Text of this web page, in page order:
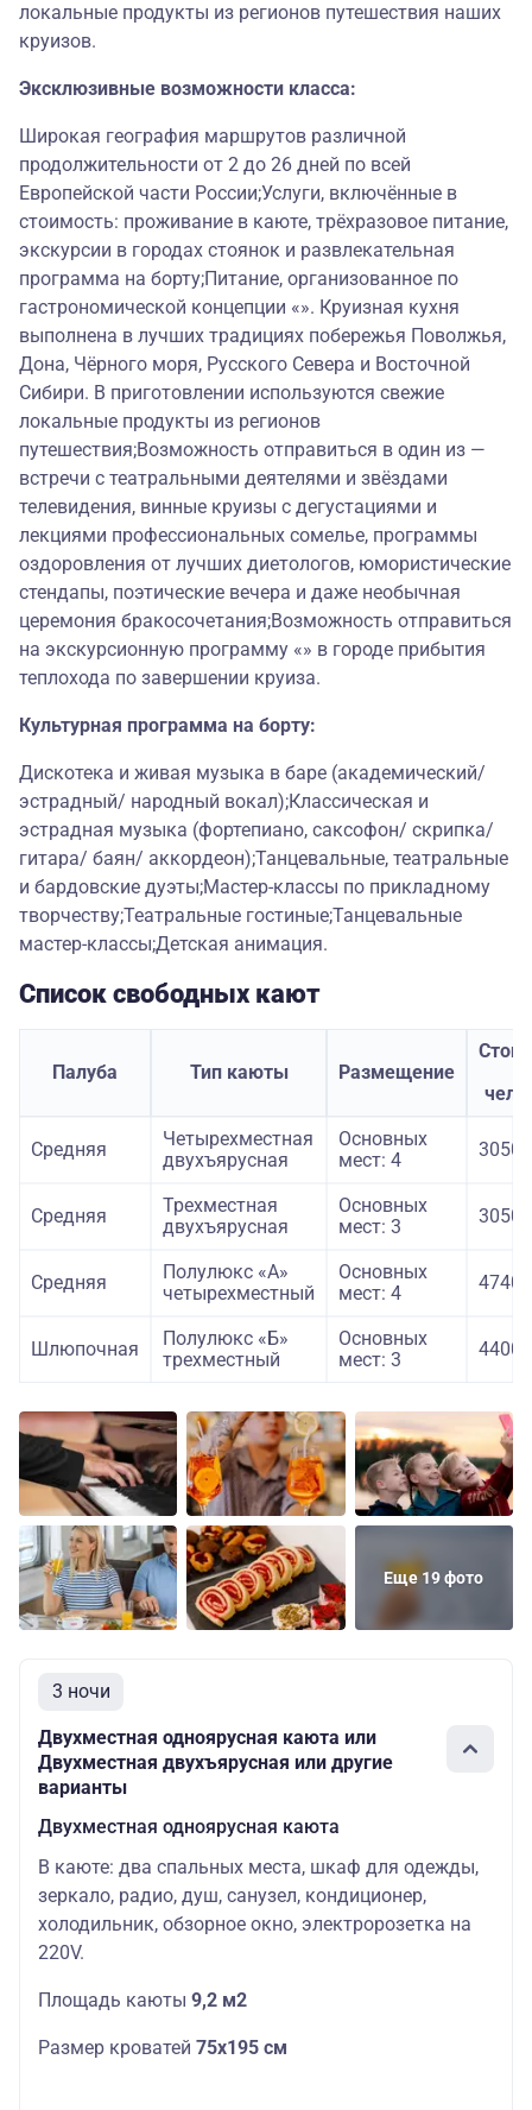
локальные продукты из регионов путешествия наших
круизов.
Эксклюзивные возможности класса:
Широкая география маршрутов различной
продолжительности от 2 до 26 дней по всей
Европейской части России;Услуги, включённые в
стоимость: проживание в каюте, трёхразовое питание,
экскурсии в городах стоянок и развлекательная
программа на борту;Питание, организованное по
гастрономической концепции «». Круизная кухня
выполнена в лучших традициях побережья Поволжья,
Дона, Чёрного моря, Русского Севера и Восточной
Сибири. В приготовлении используются свежие
локальные продукты из регионов
путешествия;Возможность отправиться в один из —
встречи с театральными деятелями и звёздами
телевидения, винные круизы с дегустациями и
лекциями профессиональных сомелье, программы
оздоровления от лучших диетологов, юмористические
стендапы, поэтические вечера и даже необычная
церемония бракосочетания;Возможность отправиться
на экскурсионную программу «» в городе прибытия
теплохода по завершении круиза.
Культурная программа на борту:
Дискотека и живая музыка в баре (академический/
эстрадный/ народный вокал);Классическая и
эстрадная музыка (фортепиано, саксофон/ скрипка/
гитара/ баян/ аккордеон);Танцевальные, театральные
и бардовские дуэты;Мастер-классы по прикладному
творчеству;Театральные гостиные;Танцевальные
мастер-классы;Детская анимация.
Список свободных кают
Палуба Тип каюты Размещение
Средняя
Четырехместная
двухъярусная
Основных
мест: 4
Средняя
Трехместная
двухъярусная
Основных
мест: 3
Средняя
Полулюкс «А»
четырехместный
Основных
мест: 4
Шлюпочная
Полулюкс «Б»
трехместный
Основных
мест: 3
Еще 19 фото
3 ночи
Двухместная одноярусная каюта или
Двухместная двухъярусная или другие
варианты
Двухместная одноярусная каюта
В каюте: два спальных места, шкаф для одежды,
зеркало, радио, душ, санузел, кондиционер,
холодильник, обзорное окно, электророзетка на
220V.
Площадь каюты 9,2 м2
Размер кроватей 75х195 см